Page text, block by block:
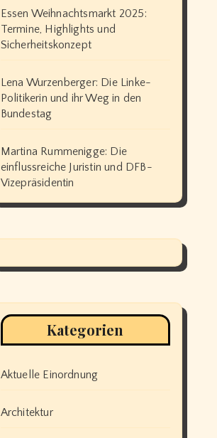
Essen Weihnachtsmarkt 2025:
Termine, Highlights und
Sicherheitskonzept
Lena Wurzenberger: Die Linke-
Politikerin und ihr Weg in den
Bundestag
Martina Rummenigge: Die
einflussreiche Juristin und DFB-
Vizepräsidentin
Kategorien
Aktuelle Einordnung
Architektur